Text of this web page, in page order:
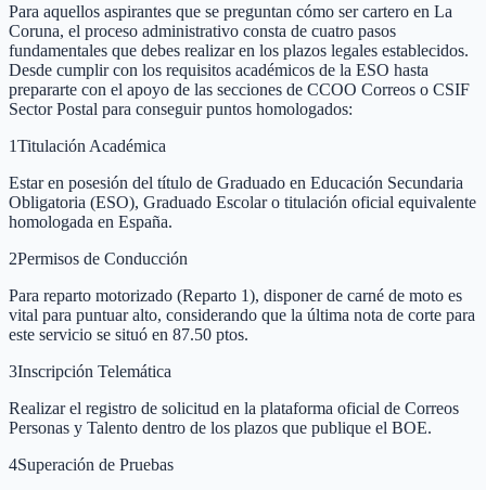
Para aquellos aspirantes que se preguntan cómo ser cartero en La
Coruna, el proceso administrativo consta de cuatro pasos
fundamentales que debes realizar en los plazos legales establecidos.
Desde cumplir con los requisitos académicos de la ESO hasta
prepararte con el apoyo de las secciones de CCOO Correos o CSIF
Sector Postal para conseguir puntos homologados:
1Titulación Académica
Estar en posesión del título de Graduado en Educación Secundaria
Obligatoria (ESO), Graduado Escolar o titulación oficial equivalente
homologada en España.
2Permisos de Conducción
Para reparto motorizado (Reparto 1), disponer de carné de moto es
vital para puntuar alto, considerando que la última nota de corte para
este servicio se situó en 87.50 ptos.
3Inscripción Telemática
Realizar el registro de solicitud en la plataforma oficial de Correos
Personas y Talento dentro de los plazos que publique el BOE.
4Superación de Pruebas